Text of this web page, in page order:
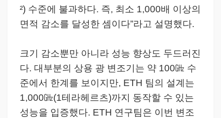
²) 수준에 불과하다. 즉, 최소 1,000배 이상의
면적 감소를 달성한 셈이다”라고 설명했다.
크기 감소뿐만 아니라 성능 향상도 두드러진
다. 대부분의 상용 광 변조기는 약 100㎓ 수
준에서 한계를 보이지만, ETH 팀의 설계는
1,000㎓(1테라헤르츠)까지 동작할 수 있는
성능을 입증했다. ETH 연구팀은 이번 변조